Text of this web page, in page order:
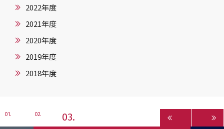
2022年度
2021年度
2020年度
2019年度
2018年度
1 2 3